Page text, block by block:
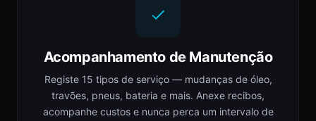
Acompanhamento de Manutenção
Registe 15 tipos de serviço — mudanças de óleo,
travões, pneus, bateria e mais. Anexe recibos,
acompanhe custos e nunca perca um intervalo de